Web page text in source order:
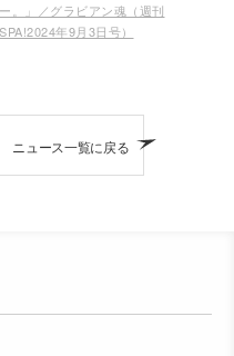
ー。」／グラビアン魂（週刊
SPA!2024年9月3日号）
ニュース一覧に戻る